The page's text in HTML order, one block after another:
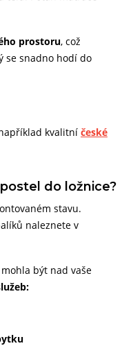
prostoru, což
se snadno hodí do
kvalitní české
do ložnice?
stavu.
naleznete v
být nad vaše